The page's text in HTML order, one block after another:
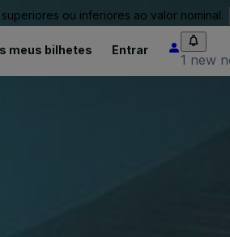
ou inferiores ao valor nominal.
meus bilhetes Entrar
1 new